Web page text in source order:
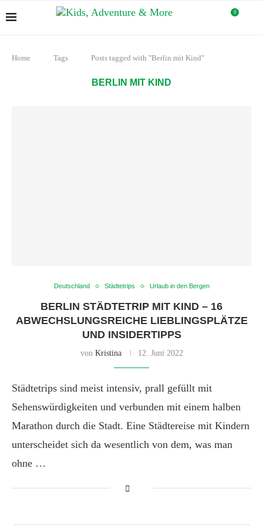
0
Home Tags Posts tagged with "Berlin mit Kind"
BERLIN MIT KIND
Deutschland Städtetrips Urlaub in den Bergen
BERLIN STÄDTETRIP MIT KIND – 16
ABWECHSLUNGSREICHE LIEBLINGSPLÄTZE
UND INSIDERTIPPS
von Kristina 12. Juni 2022
Städtetrips sind meist intensiv, prall gefüllt mit
Sehenswürdigkeiten und verbunden mit einem halben
Marathon durch die Stadt. Eine Städtereise mit Kindern
unterscheidet sich da wesentlich von dem, was man
ohne …